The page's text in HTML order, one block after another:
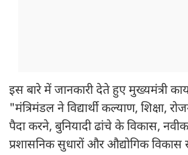
इस बारे में जानकारी देते हुए मुख्यमंत्री
"मंत्रिमंडल ने विद्यार्थी कल्याण, शिक्षा,
पैदा करने, बुनियादी ढांचे के विकास,
प्रशासनिक सुधारों और औद्योगिक